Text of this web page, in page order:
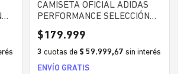
CAMISETA OFICIAL ADIDAS
PERFORMANCE SELECCIÓN
ARGENTINA AFA HOME 2006
HOMBRE
$179.999
3 cuotas de $ 59.999,67 sin interés
ENVÍO GRATIS